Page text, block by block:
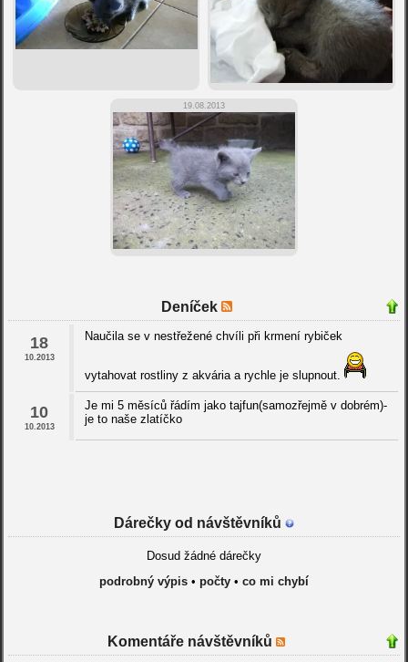
19.08.2013
Deníček
18
10.2013
Naučila se v nestřežené chvíli při krmení rybiček
vytahovat rostliny z akvária a rychle je slupnout.
10
10.2013
Je mi 5 měsíců řádím jako tajfun(samozřejmě v dobrém)-
je to naše zlatíčko
Dárečky od návštěvníků
Dosud žádné dárečky
podrobný výpis• počty• co mi chybí
Komentáře návštěvníků